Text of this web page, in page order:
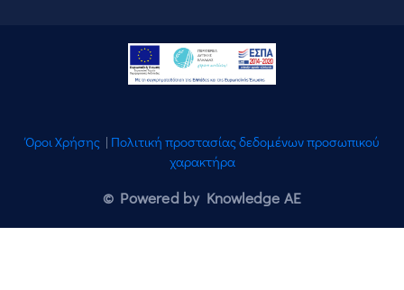
Όροι Χρήσης | Πολιτική προστασίας δεδομένων προσωπικού
χαρακτήρα
© Powered by Knowledge AE